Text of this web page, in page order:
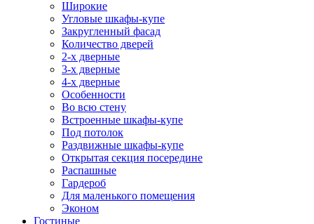
Широкие
Угловые шкафы-купе
Закругленный фасад
Количество дверей
2-х дверные
3-х дверные
4-х дверные
Особенности
Во всю стену
Встроенные шкафы-купе
Под потолок
Раздвижные шкафы-купе
Открытая секция посередине
Распашные
Гардероб
Для маленького помещения
Эконом
Гостиные